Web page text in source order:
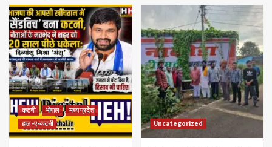
कटनी भोपाल
मध्य प्रदेश
हाल -ए-कटनी
Uncategorized